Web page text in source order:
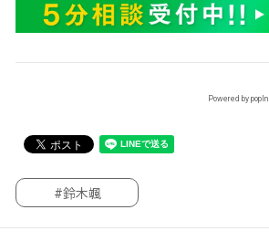
Powered by popIn
#鈴木颯